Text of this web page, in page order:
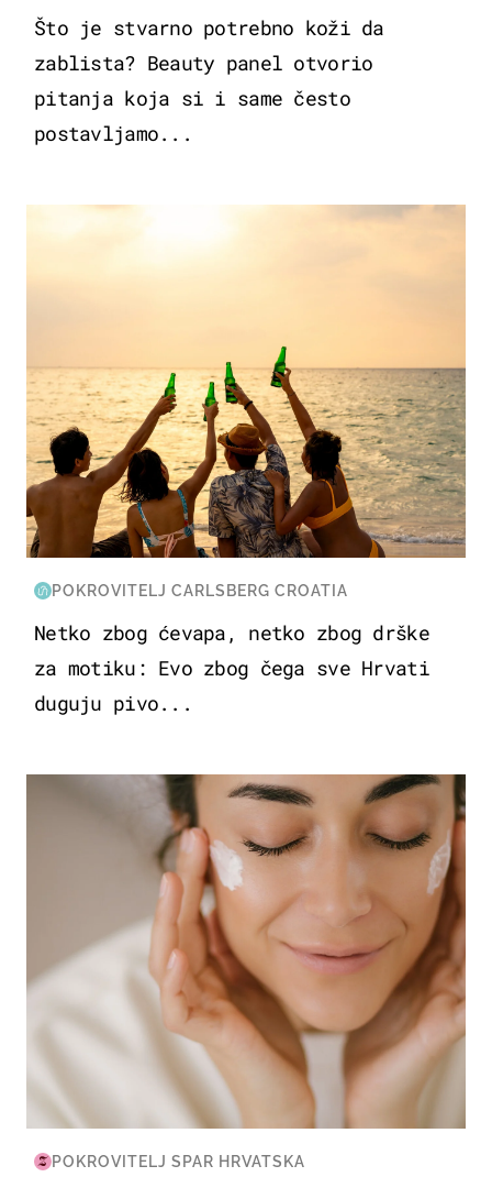
Što je stvarno potrebno koži da
zablista? Beauty panel otvorio
pitanja koja si i same često
postavljamo...
POKROVITELJ CARLSBERG CROATIA
Netko zbog ćevapa, netko zbog drške
za motiku: Evo zbog čega sve Hrvati
duguju pivo...
MODA & LJEPOTA
POKROVITELJ SPAR HRVATSKA